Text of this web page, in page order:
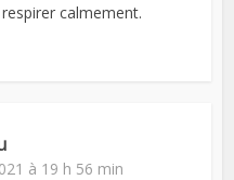
calmement.
à 19 h 56 min